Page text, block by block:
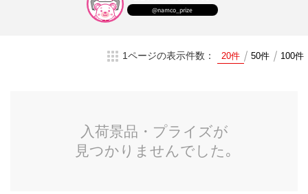
@namco_prize
1ページの表示件数： 20件 50件 100件